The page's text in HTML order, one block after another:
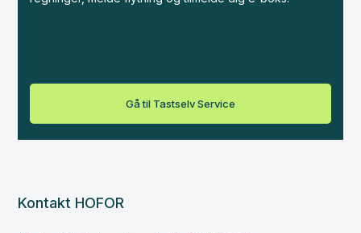
Gå til Tastselv Service
Kontakt HOFOR